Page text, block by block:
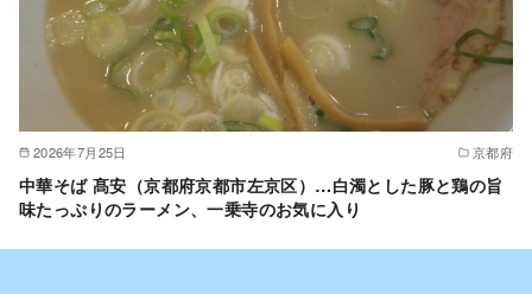
2026年7月25日 京都府
中華そば 髙安（京都府京都市左京区）…白濁とした豚と鶏の旨
味たっぷりのラーメン、一乗寺のお気に入り